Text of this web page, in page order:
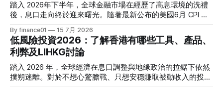
踏入 2026年下半年，全球金融市場在經歷了高息環境的洗禮
後，息口走向終於迎來曙光。隨著最新公布的美國6月 CPI 同
息的預期再度升溫。 當定期存款利率逐漸從高位回落，如何
將資金轉投至能夠產生穩定現金流的收息資產，成為了今年投
資理財的核心課題。本文特別為您搜集 2026 年 7 月最新市場
數據，盤點港股、美股及基金三大領域共 15 隻熱門收息工
具，並深度拆解背後的潛在風險，助您在新一季度穩健收息！
By finance01 15 7月 2026
低風險投資2026：了解香港有哪些工具、產品、
利弊及LIHKG討論
踏入 2026 年，全球經濟在息口調整與地緣政治的拉鋸下依然
撲朔迷離。對於不想心驚膽戰、只想安穩賺取被動收入的投資